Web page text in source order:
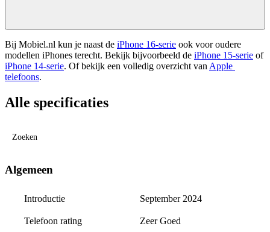
Bij Mobiel.nl kun je naast de iPhone 16-serie ook voor oudere
modellen iPhones terecht. Bekijk bijvoorbeeld de iPhone 15-serie
of
iPhone 14-serie. Of bekijk een volledig overzicht van Apple
telefoons.
Alle specificaties
Zoeken
Algemeen
Introductie September 2024
Telefoon rating Zeer Goed